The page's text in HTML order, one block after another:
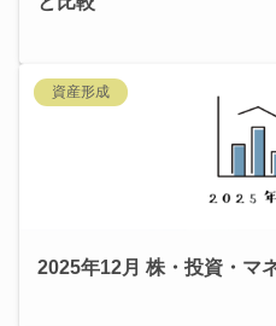
資産形成
2025年12月 株・投資・マ